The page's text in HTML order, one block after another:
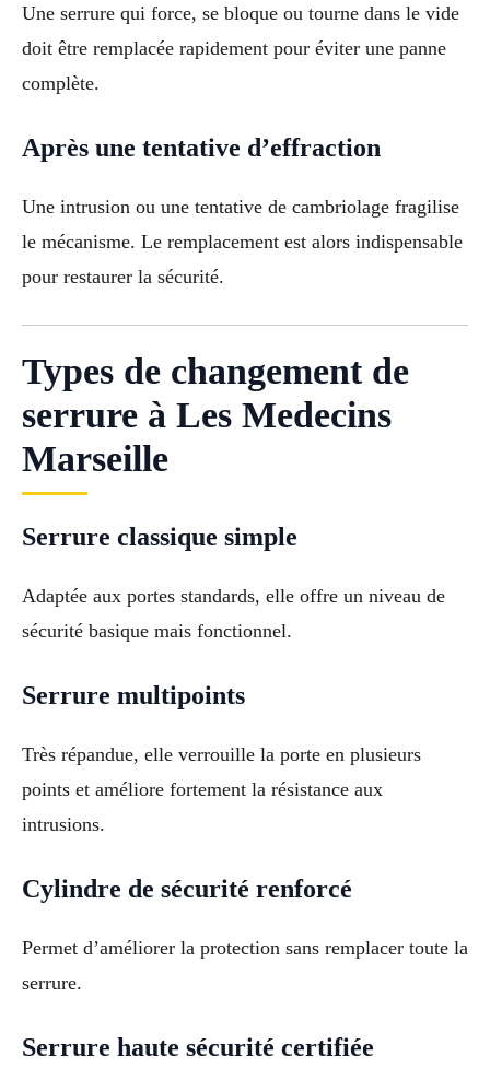
Une serrure qui force, se bloque ou tourne dans le vide
doit être remplacée rapidement pour éviter une panne
complète.
Après une tentative d’effraction
Une intrusion ou une tentative de cambriolage fragilise
le mécanisme. Le remplacement est alors indispensable
pour restaurer la sécurité.
Types de changement de
serrure à Les Medecins
Marseille
Serrure classique simple
Adaptée aux portes standards, elle offre un niveau de
sécurité basique mais fonctionnel.
Serrure multipoints
Très répandue, elle verrouille la porte en plusieurs
points et améliore fortement la résistance aux
intrusions.
Cylindre de sécurité renforcé
Permet d’améliorer la protection sans remplacer toute la
serrure.
Serrure haute sécurité certifiée